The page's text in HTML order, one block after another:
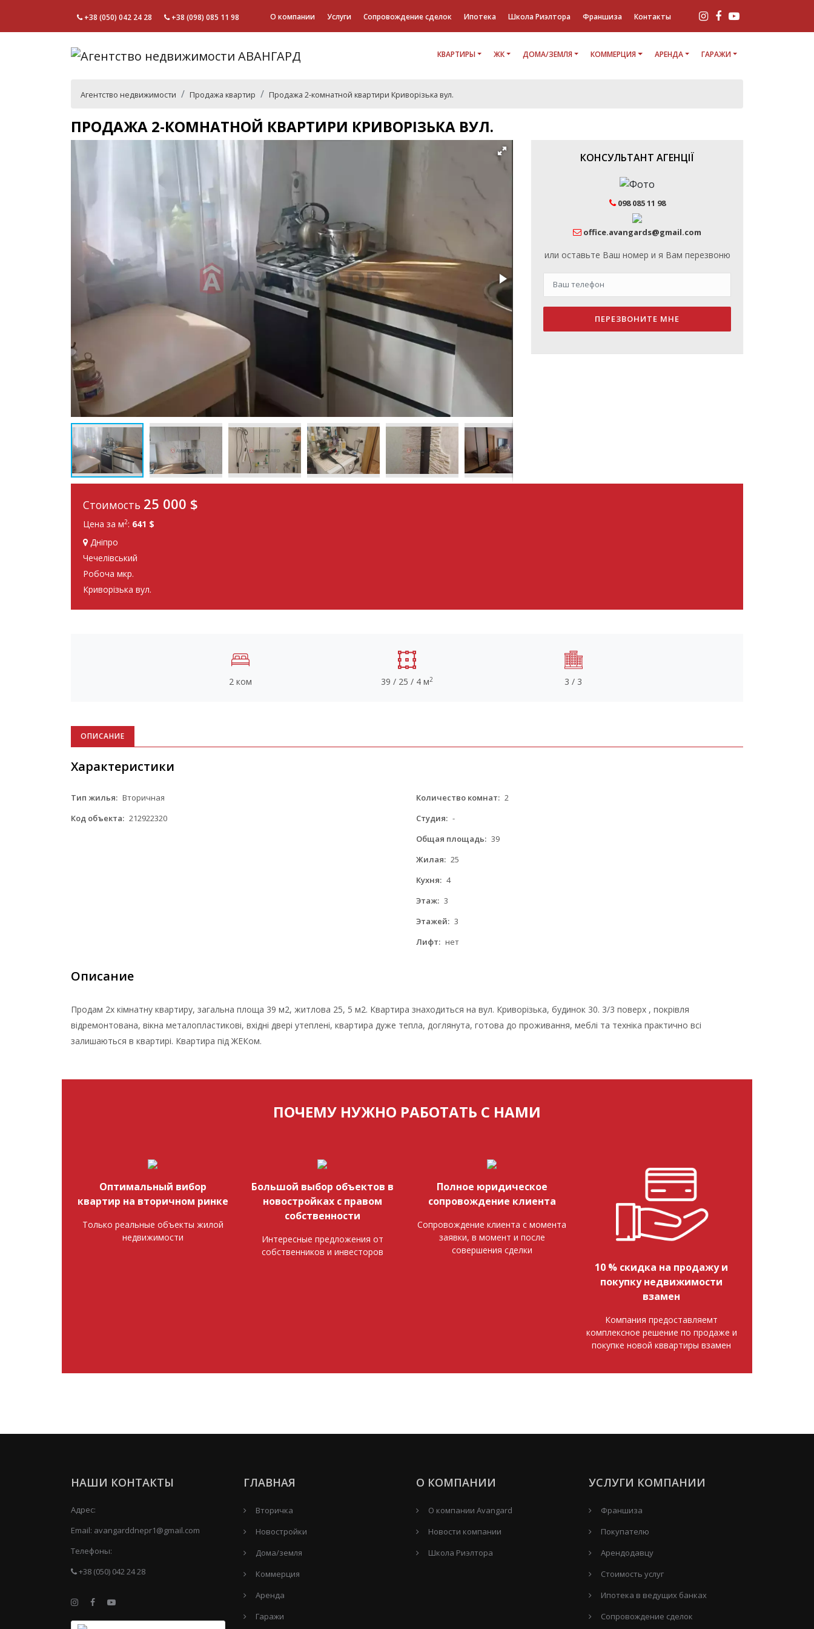
+38 (050) 042 24 28 +38 (098) 085 11 98 О компании Услуги Сопровождение сделок Ипотека Школа Риэлтора Франшиза Контакты
КВАРТИРЫ ЖК ДОМА/ЗЕМЛЯ КОММЕРЦИЯ АРЕНДА ГАРАЖИ
Агентство недвижимости Продажа квартир Продажа 2-комнатной квартири Криворізька вул.
ПРОДАЖА 2-КОМНАТНОЙ КВАРТИРИ КРИВОРІЗЬКА ВУЛ.
КОНСУЛЬТАНТ АГЕНЦІЇ
098 085 11 98
office.avangards@gmail.com
или оставьте Ваш номер и я Вам перезвоню
ПЕРЕЗВОНИТЕ МНЕ
Стоимость 25 000 $
Цена за м2: 641 $
Дніпро
Чечелівський
Робоча мкр.
Криворізька вул.
2 ком 39 / 25 / 4 м2 3 / 3
ОПИСАНИЕ
Характеристики
Тип жилья: Вторичная
Код объекта: 212922320
Количество комнат: 2
Студия: -
Общая площадь: 39
Жилая: 25
Кухня: 4
Этаж: 3
Этажей: 3
Лифт: нет
Описание
Продам 2х кімнатну квартиру, загальна площа 39 м2, житлова 25, 5 м2. Квартира знаходиться на вул. Криворізька, будинок 30. 3/3 поверх , покрівля
відремонтована, вікна металопластикові, вхідні двері утеплені, квартира дуже тепла, доглянута, готова до проживання, меблі та техніка практично всі
залишаються в квартирі. Квартира під ЖЕКом.
ПОЧЕМУ НУЖНО РАБОТАТЬ С НАМИ
Оптимальный вибор
квартир на вторичном ринке
Только реальные объекты жилой
недвижимости
Большой выбор объектов в
новостройках с правом
собственности
Интересные предложения от
собственников и инвесторов
Полное юридическое
сопровождение клиента
Сопровождение клиента с момента
заявки, в момент и после
совершения сделки
10 % скидка на продажу и
покупку недвижимости
взамен
Компания предоставляемт
комплексное решение по продаже и
покупке новой кввартиры взамен
НАШИ КОНТАКТЫ
Адрес:
Email: avangarddnepr1@gmail.com
Телефоны:
+38 (050) 042 24 28
ГЛАВНАЯ
Вторичка
Новостройки
Дома/земля
Коммерция
Аренда
Гаражи
О КОМПАНИИ
О компании Avangard
Новости компании
Школа Риэлтора
УСЛУГИ КОМПАНИИ
Франшиза
Покупателю
Арендодавцу
Стоимость услуг
Ипотека в ведущих банках
Сопровождение сделок